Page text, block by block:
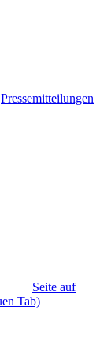
Pressemitteilungen
Seite auf
Tab)